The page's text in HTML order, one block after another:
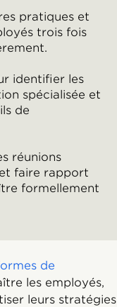
pratiques et
trois fois
identifier les
spécialisée et
de
réunions
faire rapport
formellement
de
les employés,
leurs stratégies